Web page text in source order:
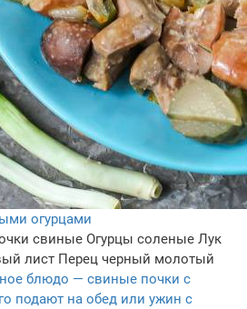
огурцами
свиные Огурцы соленые Лук
лист Перец черный молотый
блюдо — свиные почки с
подают на обед или ужин с